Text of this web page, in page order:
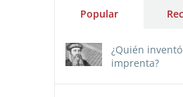
Popular
¿Quién
imprenta?